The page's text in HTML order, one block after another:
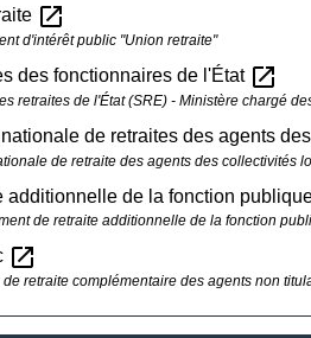
open_in_new
d'intérêt public "Union retraite"
des fonctionnaires de l'État open_in_new
retraites de l'État (SRE) - Ministère chargé
de retraites des agents
de retraite des agents des collectivités
additionnelle de la fonction
de retraite additionnelle de la fonction
open_in_new
de retraite complémentaire des agents non